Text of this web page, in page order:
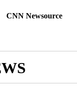
CNN Newsource